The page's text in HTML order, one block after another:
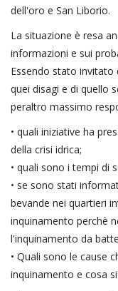
dell'oro e San Liborio.
La situazione è resa
informazioni e sui
Essendo stato invitato
quei disagi e di quello
peraltro massimo
• quali iniziative ha
della crisi idrica;
• quali sono i tempi di
• se sono stati
bevande nei quartieri
inquinamento perchè
l'inquinamento da
• Quali sono le cause
inquinamento e cosa